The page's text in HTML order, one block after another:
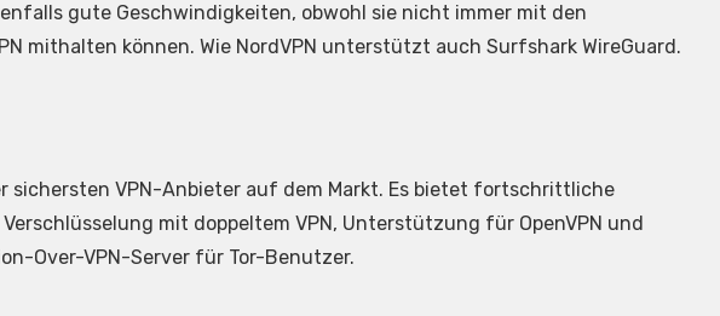
gute Geschwindigkeiten, obwohl sie nicht immer mit den
mithalten können. Wie NordVPN unterstützt auch Surfshark WireGuard.
sichersten VPN-Anbieter auf dem Markt. Es bietet fortschrittliche
mit doppeltem VPN, Unterstützung für OpenVPN und
Over-VPN-Server für Tor-Benutzer.